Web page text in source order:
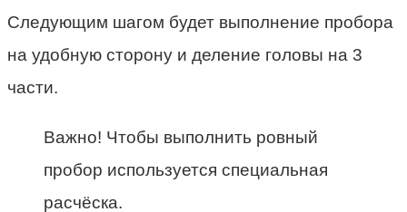
Следующим шагом будет выполнение пробора
на удобную сторону и деление головы на 3
части.
Важно! Чтобы выполнить ровный
пробор используется специальная
расчёска.